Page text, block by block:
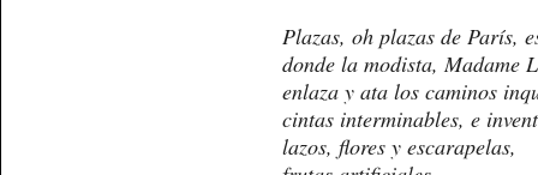
Plazas, oh plazas de París,
donde la modista, Madame
enlaza y ata los caminos
cintas interminables, e
lazos, flores y escarapelas,